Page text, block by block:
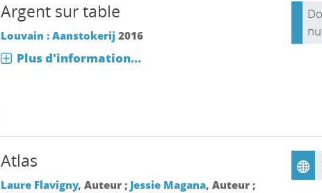
Argent sur table
Louvain : Aanstokerij 2016
Plus d'information...
Atlas
Laure Flavigny, Auteur ; Jessie Magana, Auteur ;